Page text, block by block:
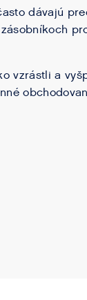
dávajú
vzrástli a